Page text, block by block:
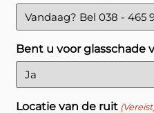
Bent u voor glasschade
Locatie van de ruit